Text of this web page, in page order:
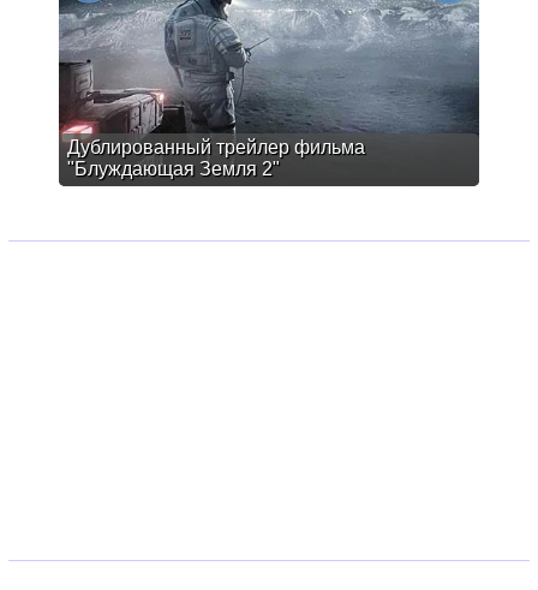
Дублированный трейлер фильма
"Блуждающая Земля 2"